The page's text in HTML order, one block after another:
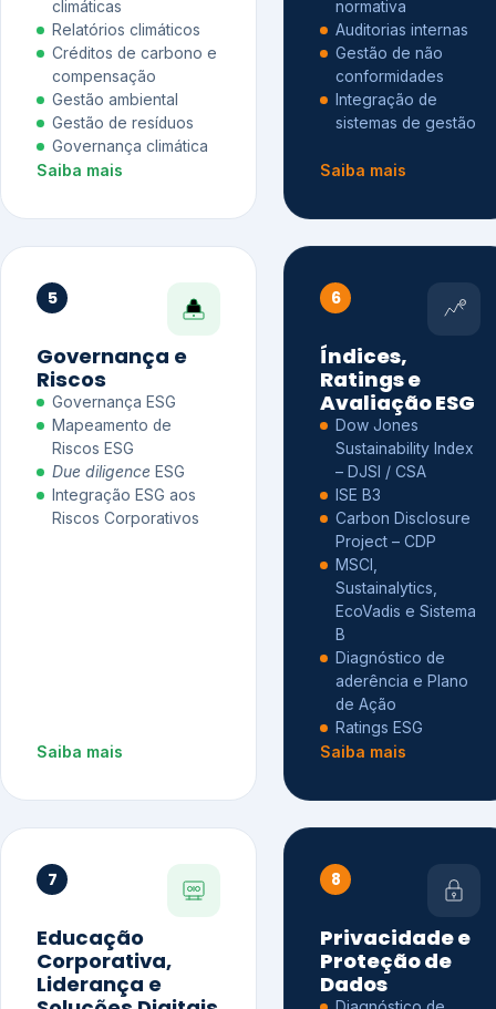
climáticas
Relatórios climáticos
Créditos de carbono e
compensação
Gestão ambiental
Gestão de resíduos
Governança climática
Saiba mais
normativa
Auditorias internas
Gestão de não
conformidades
Integração de
sistemas de gestão
Saiba mais
5
Governança e
Riscos
Governança ESG
Mapeamento de
Riscos ESG
Due diligence ESG
Integração ESG aos
Riscos Corporativos
Saiba mais
6
Índices,
Ratings e
Avaliação ESG
Dow Jones
Sustainability Index
– DJSI / CSA
ISE B3
Carbon Disclosure
Project – CDP
MSCI,
Sustainalytics,
EcoVadis e Sistema
B
Diagnóstico de
aderência e Plano
de Ação
Ratings ESG
Saiba mais
7
Educação
Corporativa,
Liderança e
8
Privacidade e
Proteção de
Dados